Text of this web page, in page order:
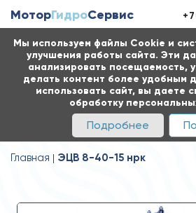
Мы используем файлы Cookie и
улучшения работы сайта. Эти
анализировать посещаемость,
делать контент более удобным
использовать сайт, вы даете
обработку
Подробнее
МоторГидроСервис +
Главная ЭЦВ 8-40-15 нрк